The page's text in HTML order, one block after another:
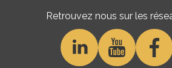
Retrouvez nous sur les